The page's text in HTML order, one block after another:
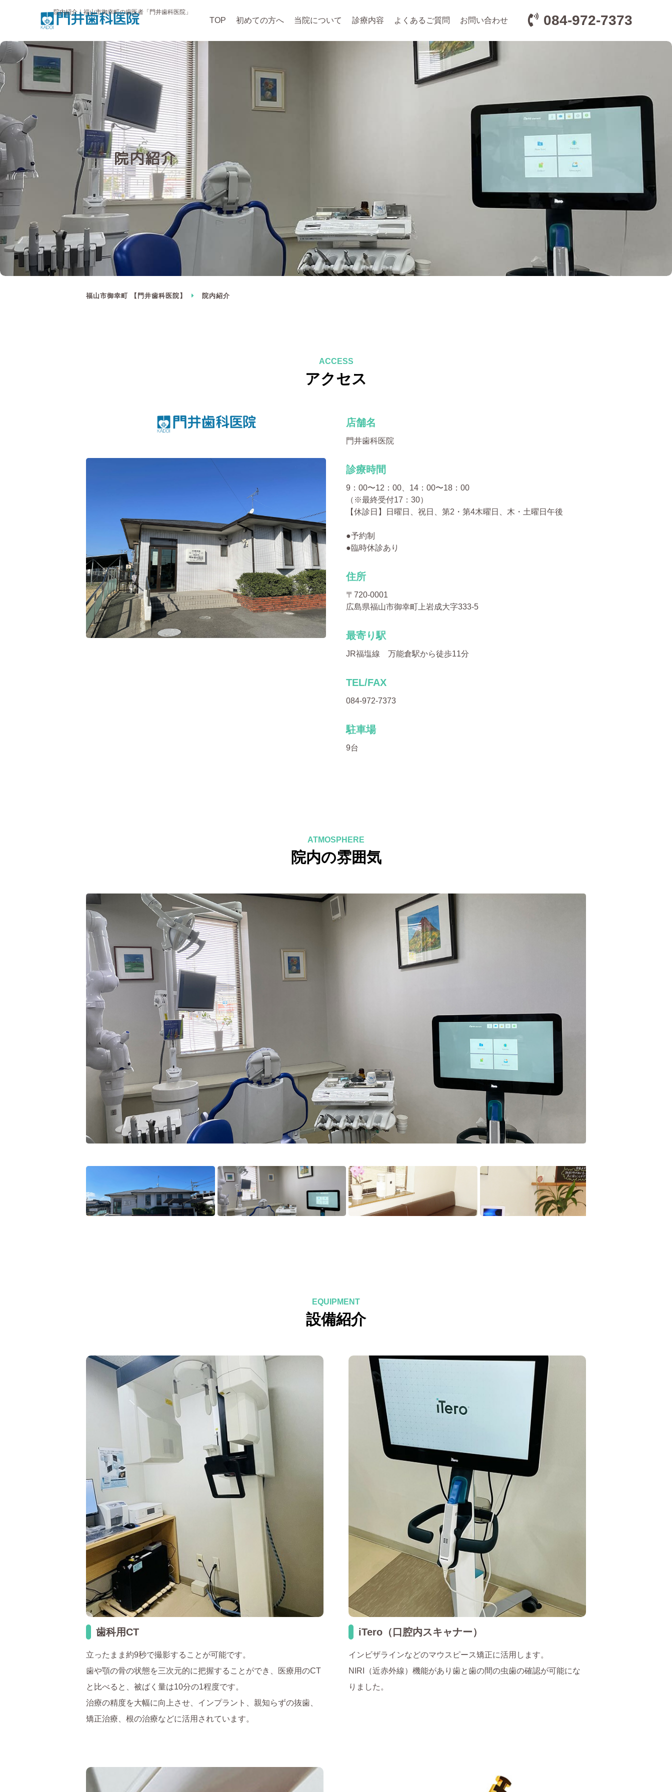
院内紹介｜福山市御幸町の歯医者「門井歯科医院」
TOP 初めての方へ 当院について 診療内容 よくあるご質問 お問い合わせ 084-972-7373
院内紹介
福山市御幸町 【門井歯科医院】 院内紹介
ACCESS
アクセス
店舗名
門井歯科医院
診療時間
9：00〜12：00、14：00〜18：00
（※最終受付17：30）
【休診日】日曜日、祝日、第2・第4木曜日、木・土曜日午後
●予約制
●臨時休診あり
住所
〒720-0001
広島県福山市御幸町上岩成大字333-5
最寄り駅
JR福塩線 万能倉駅から徒歩11分
TEL/FAX
084-972-7373
駐車場
9台
ATMOSPHERE
院内の雰囲気
EQUIPMENT
設備紹介
歯科用CT
立ったまま約9秒で撮影することが可能です。
歯や顎の骨の状態を三次元的に把握することができ、医療用のCT
と比べると、被ばく量は10分の1程度です。
治療の精度を大幅に向上させ、インプラント、親知らずの抜歯、
矯正治療、根の治療などに活用されています。
iTero（口腔内スキャナー）
インビザラインなどのマウスピース矯正に活用します。
NIRI（近赤外線）機能があり歯と歯の間の虫歯の確認が可能にな
りました。